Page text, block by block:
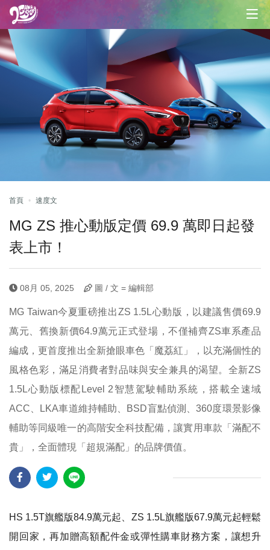
首頁 速度文
MG ZS 推心動版定價 69.9 萬即日起發
表上市！
08月 05, 2025 圖 / 文 = 編輯部
MG Taiwan今夏重磅推出ZS 1.5L心動版，以建議售價69.9
萬元、舊換新價64.9萬元正式登場，不僅補齊ZS車系產品
編成，更首度推出全新搶眼車色「魔荔紅」，以充滿個性的
風格色彩，滿足消費者對品味與安全兼具的渴望。全新ZS
1.5L心動版標配Level 2智慧駕駛輔助系統，搭載全速域
ACC、LKA車道維持輔助、BSD盲點偵測、360度環景影像
輔助等同級唯一的高階安全科技配備，讓實用車款「滿配不
貴」，全面體現「超規滿配」的品牌價值。
HS 1.5T旗艦版84.9萬元起、ZS 1.5L旗艦版67.9萬元起輕鬆
開回家，再加贈高額配件金或彈性購車財務方案，讓想升